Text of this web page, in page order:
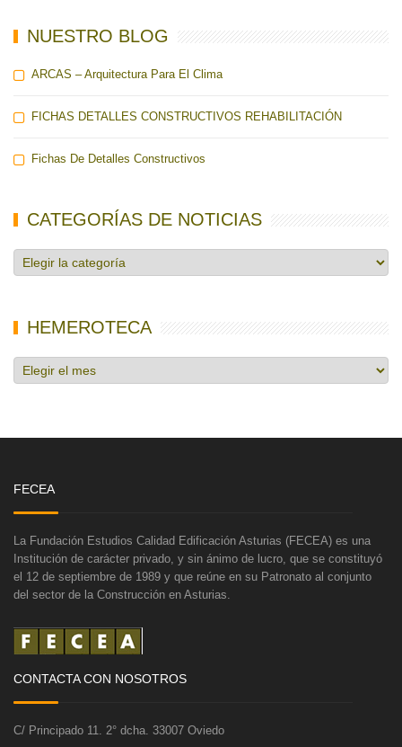
NUESTRO BLOG
ARCAS – Arquitectura Para El Clima
FICHAS DETALLES CONSTRUCTIVOS REHABILITACIÓN
Fichas De Detalles Constructivos
CATEGORÍAS DE NOTICIAS
Categorías
de
HEMEROTECA
Hemeroteca
FECEA
La Fundación Estudios Calidad Edificación Asturias (FECEA) es una
Institución de carácter privado, y sin ánimo de lucro, que se constituyó
el 12 de septiembre de 1989 y que reúne en su Patronato al conjunto
del sector de la Construcción en Asturias.
CONTACTA CON NOSOTROS
C/ Principado 11. 2° dcha. 33007 Oviedo